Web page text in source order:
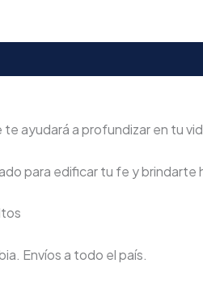
te ayudará a profundizar en tu
para edificar tu fe y brindarte
Envíos a todo el país.